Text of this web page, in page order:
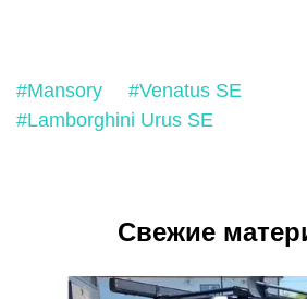
#Mansory
#Venatus SE
#Lamborghini Urus SE
Свежие